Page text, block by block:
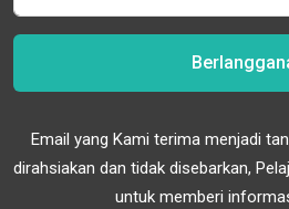
Email yang Kami terima menjadi
dirahsiakan dan tidak disebarkan,
untuk memberi